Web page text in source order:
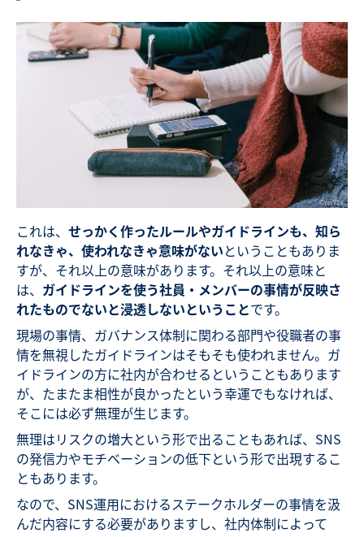
これは、 せっかく作ったルールやガイドラインも、知ら
れなきゃ、使われなきゃ意味がないということもありま
すが、それ以上の意味があります。それ以上の意味と
は、 ガイドラインを使う社員・メンバーの事情が反映さ
れたものでないと浸透しないということです。
現場の事情、ガバナンス体制に関わる部門や役職者の事
情を無視したガイドラインはそもそも使われません。ガ
イドラインの方に社内が合わせるということもあります
が、たまたま相性が良かったという幸運でもなければ、
そこには必ず無理が生じます。
無理はリスクの増大という形で出ることもあれば、SNS
の発信力やモチベーションの低下という形で出現するこ
ともあります。
なので、SNS運用におけるステークホルダーの事情を汲
んだ内容にする必要がありますし、社内体制によって